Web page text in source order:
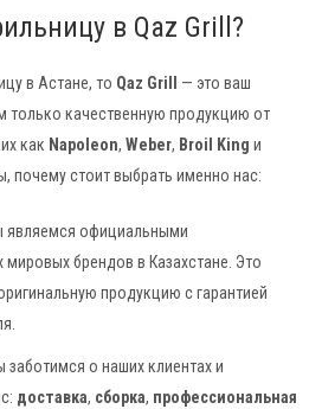
в Qaz Grill?
в Астане, то Qaz Grill — это ваш
только качественную продукцию от
как Napoleon, Weber, Broil King и
почему стоит выбрать именно нас:
являемся официальными
брендов в Казахстане. Это
продукцию с гарантией
заботимся о наших клиентах и
доставка, сборка, профессиональная